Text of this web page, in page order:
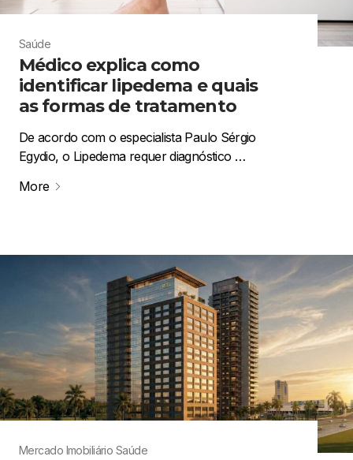
Saúde
Médico explica como
identificar lipedema e quais
as formas de tratamento
De acordo com o especialista Paulo Sérgio
Egydio, o Lipedema requer diagnóstico …
More
Mercado Imobiliário Saúde